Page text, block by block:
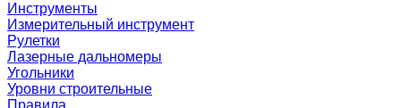
Инструменты
Измерительный инструмент
Рулетки
Лазерные дальномеры
Угольники
Уровни строительные
Правила